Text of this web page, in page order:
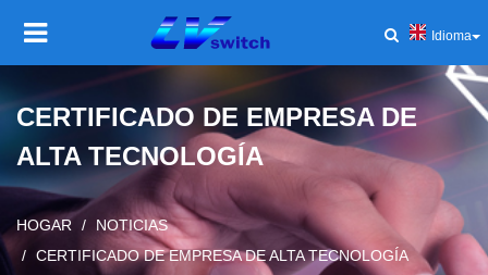
Idioma
PRODUCTO
SOLUCIONES
SERVICIO Y SOPORTE
CERTIFICADO DE EMPRESA DE
ALTA TECNOLOGÍA
HOGAR
NOTICIAS
CERTIFICADO DE EMPRESA DE ALTA TECNOLOGÍA